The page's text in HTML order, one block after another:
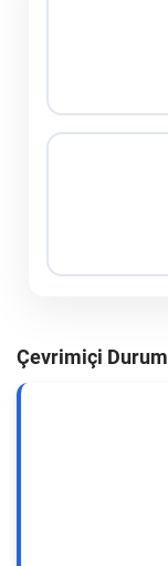
Çevrimiçi Durum